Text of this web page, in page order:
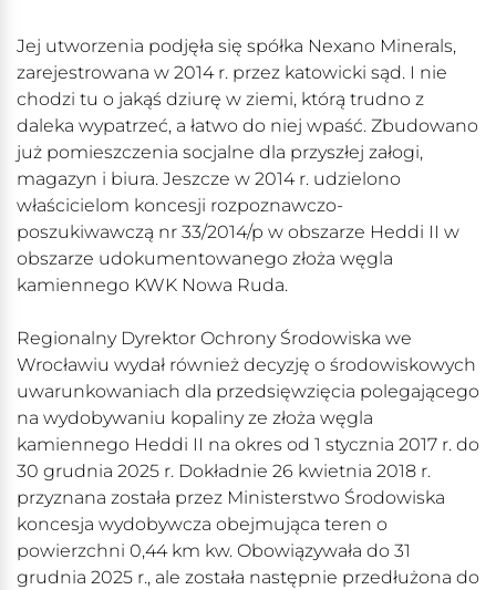
Jej utworzenia podjęła się spółka Nexano Minerals,
zarejestrowana w 2014 r. przez katowicki sąd. I nie
chodzi tu o jakąś dziurę w ziemi, którą trudno z
daleka wypatrzeć, a łatwo do niej wpaść. Zbudowano
już pomieszczenia socjalne dla przyszłej załogi,
magazyn i biura. Jeszcze w 2014 r. udzielono
właścicielom koncesji rozpoznawczo-
poszukiwawczą nr 33/2014/p w obszarze Heddi II w
obszarze udokumentowanego złoża węgla
kamiennego KWK Nowa Ruda.
Regionalny Dyrektor Ochrony Środowiska we
Wrocławiu wydał również decyzję o środowiskowych
uwarunkowaniach dla przedsięwzięcia polegającego
na wydobywaniu kopaliny ze złoża węgla
kamiennego Heddi II na okres od 1 stycznia 2017 r. do
30 grudnia 2025 r. Dokładnie 26 kwietnia 2018 r.
przyznana została przez Ministerstwo Środowiska
koncesja wydobywcza obejmująca teren o
powierzchni 0,44 km kw. Obowiązywała do 31
grudnia 2025 r., ale została następnie przedłużona do